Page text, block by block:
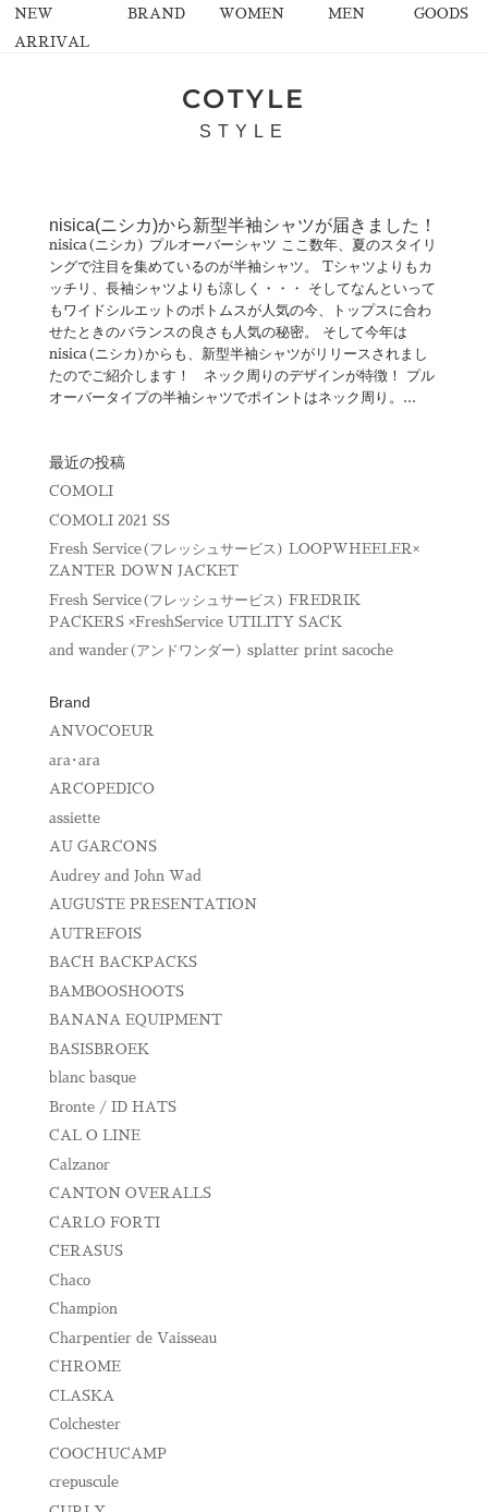
NEW
ARRIVAL
BRAND WOMEN MEN GOODS
COTYLE
STYLE
nisica(ニシカ)から新型半袖シャツが届きました！
nisica(ニシカ) プルオーバーシャツ ここ数年、夏のスタイリ
ングで注目を集めているのが半袖シャツ。 Tシャツよりもカ
ッチリ、長袖シャツよりも涼しく・・・ そしてなんといって
もワイドシルエットのボトムスが人気の今、トップスに合わ
せたときのバランスの良さも人気の秘密。 そして今年は
nisica(ニシカ)からも、新型半袖シャツがリリースされまし
たのでご紹介します！ ネック周りのデザインが特徴！ プル
オーバータイプの半袖シャツでポイントはネック周り。...
最近の投稿
COMOLI
COMOLI 2021 SS
Fresh Service(フレッシュサービス) LOOPWHEELER×
ZANTER DOWN JACKET
Fresh Service(フレッシュサービス) FREDRIK
PACKERS ×FreshService UTILITY SACK
and wander(アンドワンダー) splatter print sacoche
Brand
ANVOCOEUR
ara･ara
ARCOPEDICO
assiette
AU GARCONS
Audrey and John Wad
AUGUSTE PRESENTATION
AUTREFOIS
BACH BACKPACKS
BAMBOOSHOOTS
BANANA EQUIPMENT
BASISBROEK
blanc basque
Bronte / ID HATS
CAL O LINE
Calzanor
CANTON OVERALLS
CARLO FORTI
CERASUS
Chaco
Champion
Charpentier de Vaisseau
CHROME
CLASKA
Colchester
COOCHUCAMP
crepuscule